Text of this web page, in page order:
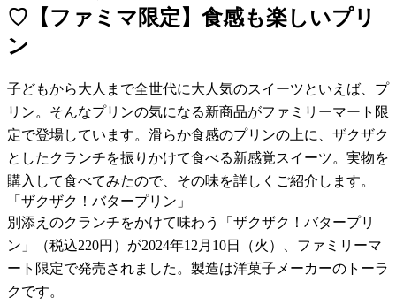
♡【ファミマ限定】食感も楽しいプリ
ン
子どもから大人まで全世代に大人気のスイーツといえば、プ
リン。そんなプリンの気になる新商品がファミリーマート限
定で登場しています。滑らか食感のプリンの上に、ザクザク
としたクランチを振りかけて食べる新感覚スイーツ。実物を
購入して食べてみたので、その味を詳しくご紹介します。
「ザクザク！バタープリン」
別添えのクランチをかけて味わう「ザクザク！バタープリ
ン」（税込220円）が2024年12月10日（火）、ファミリーマ
ート限定で発売されました。製造は洋菓子メーカーのトーラ
クです。